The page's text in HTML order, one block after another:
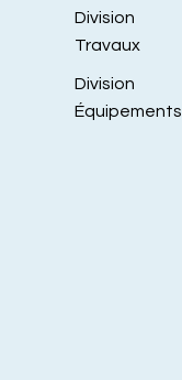
Division
Travaux
Division
Équipements